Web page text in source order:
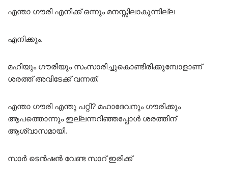
എന്താ ഗൗരി എനിക്ക് ഒന്നും മനസ്സിലാകുന്നില്ല
എനിക്കും.
മഹിയും ഗൗരിയും സംസാരിച്ചുകൊണ്ടിരിക്കുമ്പോളാണ്
ശരത്ത് അവിടേക്ക് വന്നത്.
എന്താ ഗൗരി എന്തു പറ്റി? മഹാദേവനും ഗൗരിക്കും
ആപത്തൊന്നും ഇല്ലന്നറിഞ്ഞപ്പോൾ ശരത്തിന്
ആശ്വാസമായി.
സാർ ടെൻഷൻ വേണ്ട സാറ് ഇരിക്ക്